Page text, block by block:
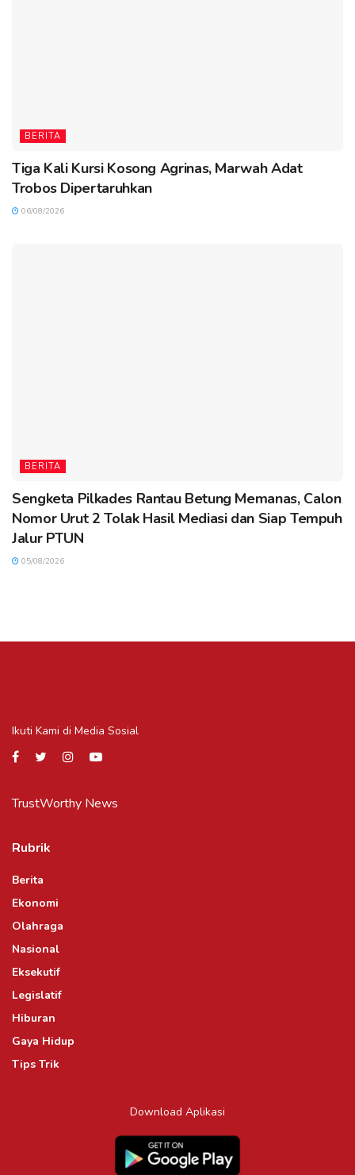
BERITA
Tiga Kali Kursi Kosong Agrinas, Marwah Adat
Trobos Dipertaruhkan
06/08/2026
BERITA
Sengketa Pilkades Rantau Betung Memanas, Calon
Nomor Urut 2 Tolak Hasil Mediasi dan Siap Tempuh
Jalur PTUN
05/08/2026
Ikuti Kami di Media Sosial
TrustWorthy News
Rubrik
Berita
Ekonomi
Olahraga
Nasional
Eksekutif
Legislatif
Hiburan
Gaya Hidup
Tips Trik
Download Aplikasi